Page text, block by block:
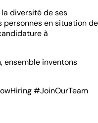
diversité de ses
en situation de
à
ensemble inventons
#JoinOurTeam